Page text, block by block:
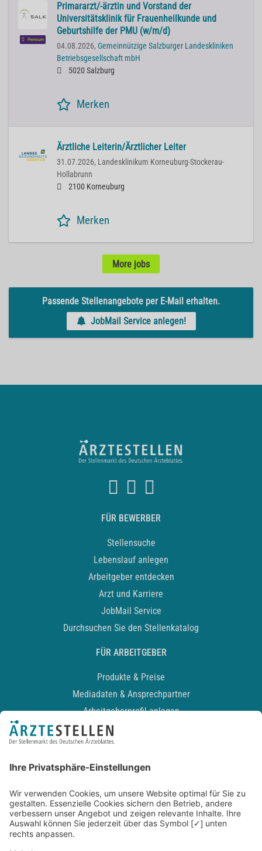
Premium
Primararzt/-ärztin und Vorstand der
Universitätsklinik für Frauenheilkunde und
Geburtshilfe der PMU (w/m/d)
04.08.2026, Gemeinnützige Salzburger Landeskliniken
Betriebsgesellschaft mbH
5020 Salzburg
Merken
Ärztliche Leiterin/Ärztlicher Leiter
31.07.2026, Landesklinikum Korneuburg-Stockerau-
Hollabrunn
2100 Korneuburg
Merken
More jobs
Passende Stellenangebote per E-Mail erhalten.
JobMail Service anlegen!
FÜR BEWERBER
Stellensuche
Lebenslauf anlegen
Arbeitgeber entdecken
Arzt und Karriere
JobMail Service
Durchsuchen Sie den Stellenkatalog
FÜR ARBEITGEBER
Produkte & Preise
Mediadaten & Ansprechpartner
Arbeitgeberprofil anlegen
Recruiting-Podcast
Kontakt
Datenschutz
Newsletter